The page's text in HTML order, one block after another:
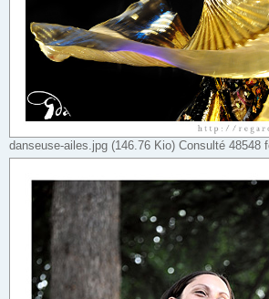
danseuse-ailes.jpg (146.76 Kio) Consulté 48548